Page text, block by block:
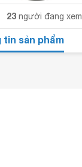
23 người đang xem
tin sản phẩm